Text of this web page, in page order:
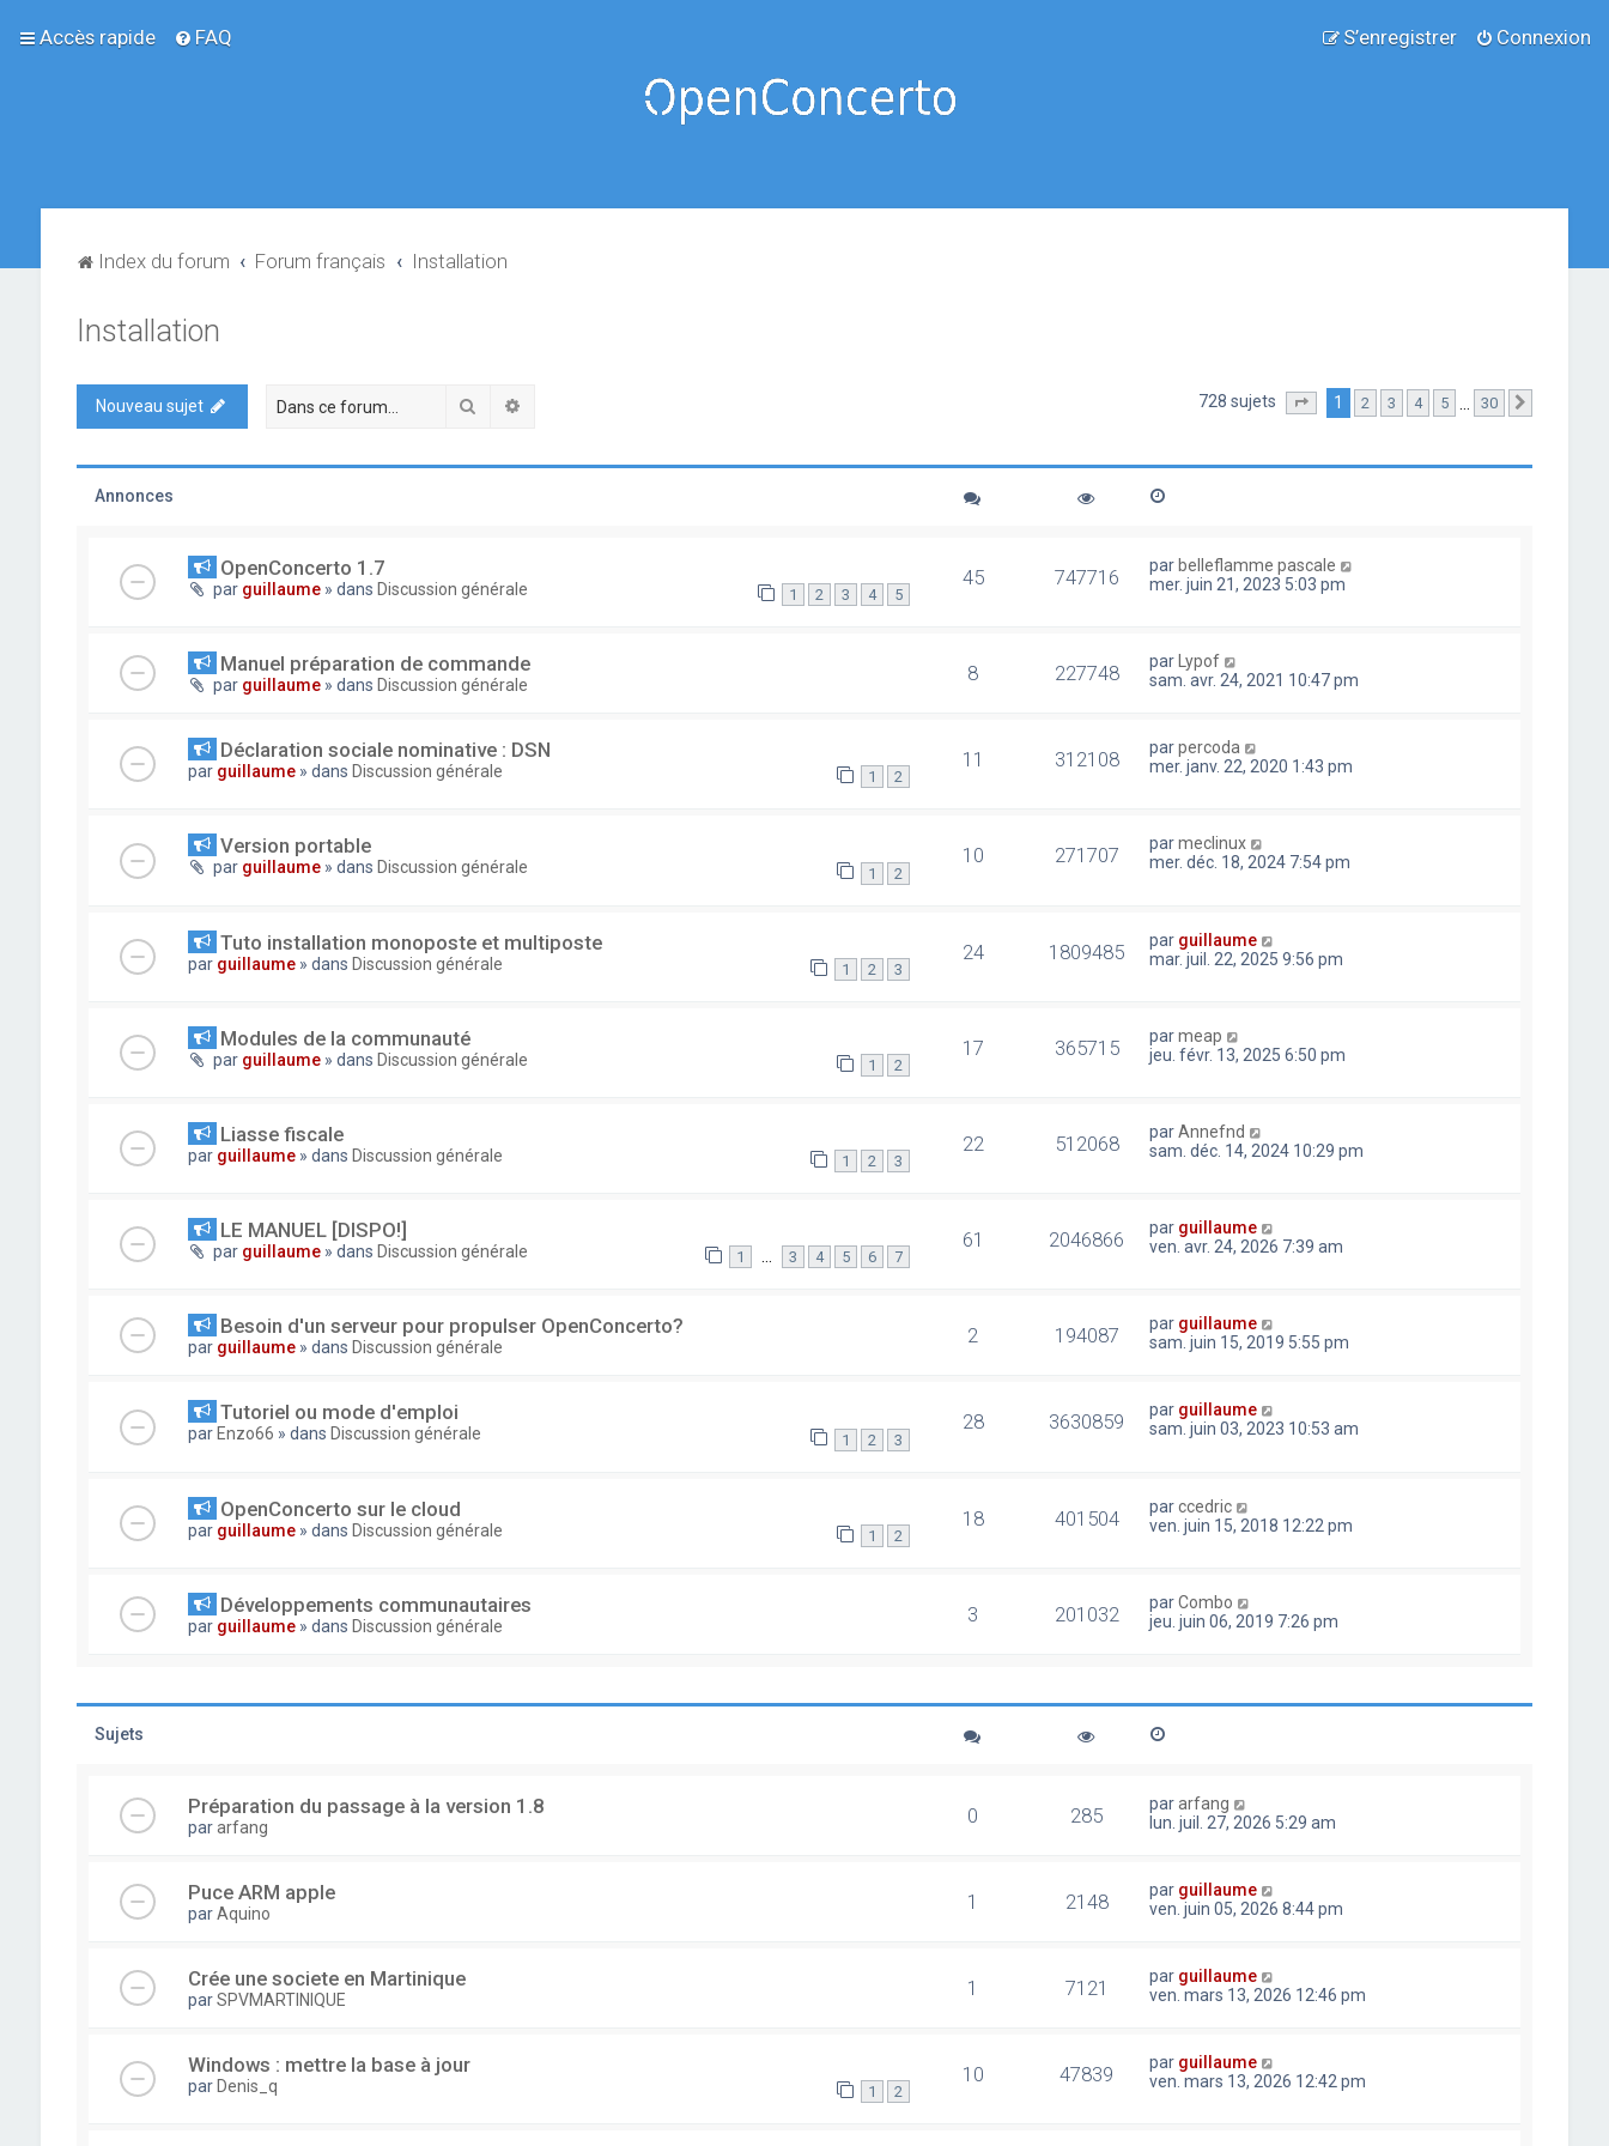
Accès rapide FAQ Connexion
S’enregistrer
Index du forum Forum français Installation
Installation
Nouveau sujet Rechercher 728 sujets Page sur 30
1 2 3 4 5 30
Annonces
OpenConcerto 1.7
par guillaume » dans Discussion générale 1 2 3 4 5
45 747716 par belleflamme pascale
mer. juin 21, 2023 5:03 pm
Manuel préparation de commande
par guillaume » dans Discussion générale 8 227748 par Lypof
sam. avr. 24, 2021 10:47 pm
Déclaration sociale nominative : DSN
par guillaume » dans Discussion générale 1 2
11 312108 parpercoda
mer. janv. 22, 2020 1:43 pm
Version portable
par guillaume » dans Discussion générale 1 2
10 271707 parmeclinux
mer. déc. 18, 2024 7:54 pm
Tuto installation monoposte et multiposte
par guillaume » dans Discussion générale 1 2 3
24 1809485 par guillaume
mar. juil. 22, 2025 9:56 pm
Modules de la communauté
par guillaume » dans Discussion générale 1 2
17 365715 parmeap
jeu. févr. 13, 2025 6:50 pm
Liasse fiscale
par guillaume » dans Discussion générale 1 2 3
22 512068 parAnnefnd
sam. déc. 14, 2024 10:29 pm
LE MANUEL [DISPO!]
par guillaume » dans Discussion générale 1 … 3 4 5 6 7
61 2046866 par guillaume
ven. avr. 24, 2026 7:39 am
Besoin d'un serveur pour propulser OpenConcerto?
par guillaume » dans Discussion générale 2 194087 par guillaume
sam. juin 15, 2019 5:55 pm
Tutoriel ou mode d'emploi
par Enzo66 » dans Discussion générale 1 2 3
28 3630859 par guillaume
sam. juin 03, 2023 10:53 am
OpenConcerto sur le cloud
par guillaume » dans Discussion générale 1 2
18 401504 parccedric
ven. juin 15, 2018 12:22 pm
Développements communautaires
par guillaume » dans Discussion générale 3 201032 parCombo
jeu. juin 06, 2019 7:26 pm
Sujets
Préparation du passage à la version 1.8
pararfang 0 285 pararfang
lun. juil. 27, 2026 5:29 am
Puce ARM apple
parAquino 1 2148 par guillaume
ven. juin 05, 2026 8:44 pm
Crée une societe en Martinique
parSPVMARTINIQUE 1 7121 par guillaume
ven. mars 13, 2026 12:46 pm
Windows : mettre la base à jour
par Denis_q 1 2
10 47839 par guillaume
ven. mars 13, 2026 12:42 pm